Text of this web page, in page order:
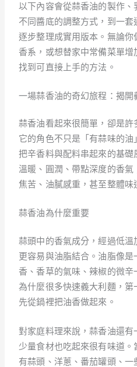
以下內容會從蒜香油的製作、
不同醬底的調整方式，到一套
逐步整理成實用版本。無論
香系，或想替家中常備菜單
找到可直接上手的方法。
一場蒜香油的奇幻旅程：揭開
蒜香油看起來很簡單，卻是許
它的角色不只是「有蒜味的油
把辛香料與配料串起來的基
溫暖、圓潤、帶點深度的香
焦苦、油膩感重，甚至整體味
蒜香油為什麼重要
蒜頭中的香氣成分，經過低
更容易與油脂結合。油脂像
香、香草的氣味、辣椒的微
為什麼很多快速義大利麵，
先從鍋裡把油香做起來。
對家庭料理來說，蒜香油還
少量食材也吃起來很有味道
有蒜頭、洋蔥、番茄罐頭、